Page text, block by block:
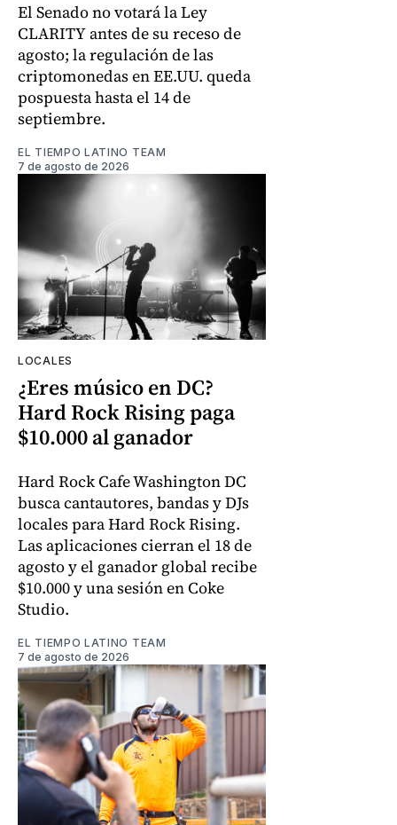
El Senado no votará la Ley
CLARITY antes de su receso de
agosto; la regulación de las
criptomonedas en EE.UU. queda
pospuesta hasta el 14 de
septiembre.
EL TIEMPO LATINO TEAM
7 de agosto de 2026
LOCALES
¿Eres músico en DC?
Hard Rock Rising paga
$10.000 al ganador
Hard Rock Cafe Washington DC
busca cantautores, bandas y DJs
locales para Hard Rock Rising.
Las aplicaciones cierran el 18 de
agosto y el ganador global recibe
$10.000 y una sesión en Coke
Studio.
EL TIEMPO LATINO TEAM
7 de agosto de 2026